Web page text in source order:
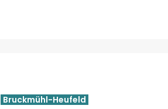
Bruckmühl-Heufeld